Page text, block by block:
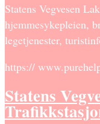
Statens Vegvesen
hjemmesykepleien,
legetjenester,
https://
Statens